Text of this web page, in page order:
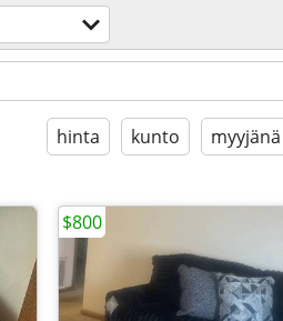
hinta kunto myyjänä
$800